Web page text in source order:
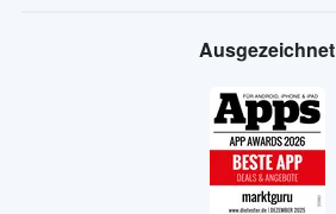
Ausgezeichnet